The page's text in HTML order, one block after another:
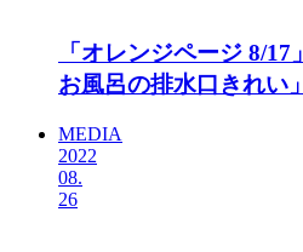
「オレンジページ 8/
お風呂の排水口きれい
MEDIA
2022
08.
26